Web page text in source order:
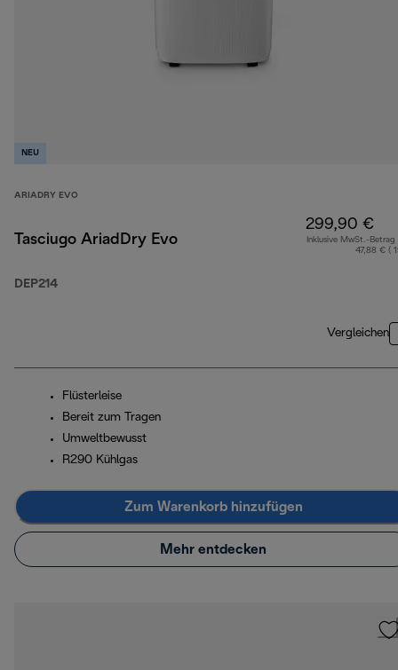
NEU
ARIADRY EVO
Tasciugo AriadDry Evo
DEP214
299,90 €
Inklusive MwSt.-Betrag
47,88 € (
Vergleichen
Flüsterleise
Bereit zum Tragen
Umweltbewusst
R290 Kühlgas
Zum Warenkorb hinzufügen
Mehr entdecken